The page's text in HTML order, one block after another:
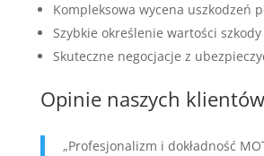
Kompleksowa wycena uszkodzeń
Szybkie określenie wartości szkody
Skuteczne negocjacje z
Opinie naszych klientów
„Profesjonalizm i dokładność